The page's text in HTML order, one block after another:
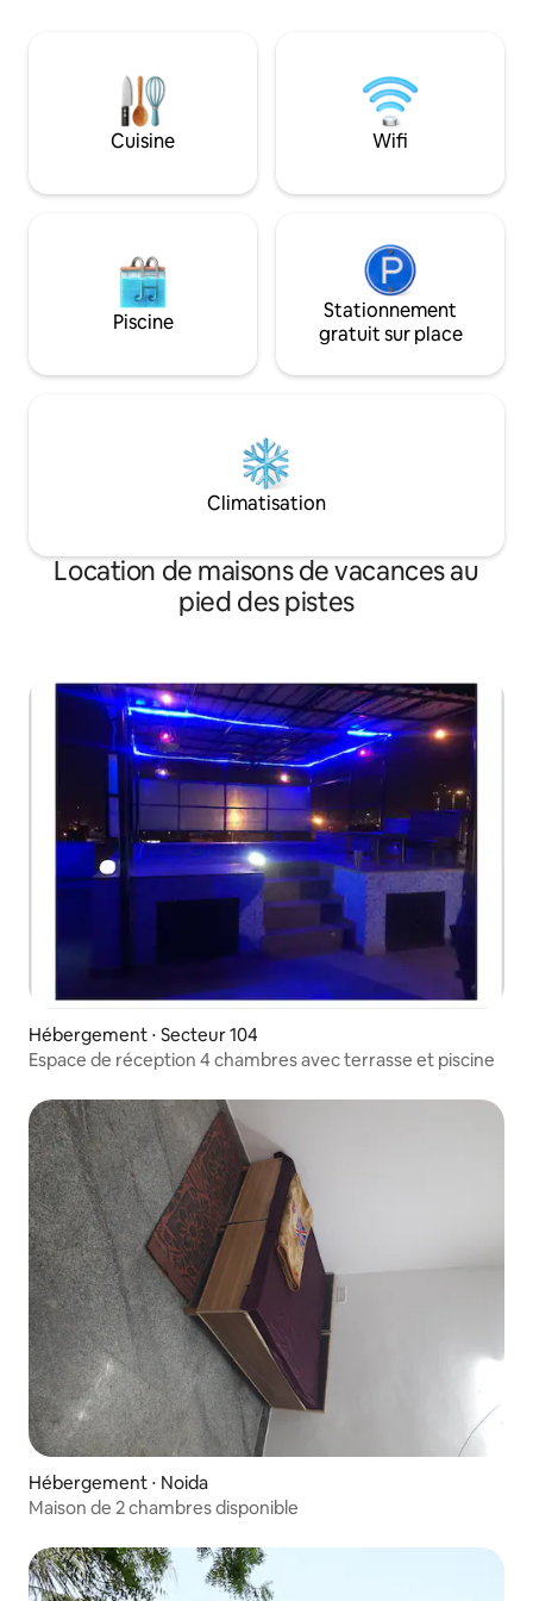
Cuisine Wifi
Piscine
Stationnement
gratuit sur place
Climatisation
Location de maisons de vacances au
pied des pistes
Hébergement ⋅ Secteur 104
Espace de réception 4 chambres avec terrasse et piscine
Hébergement ⋅ Noida
Maison de 2 chambres disponible